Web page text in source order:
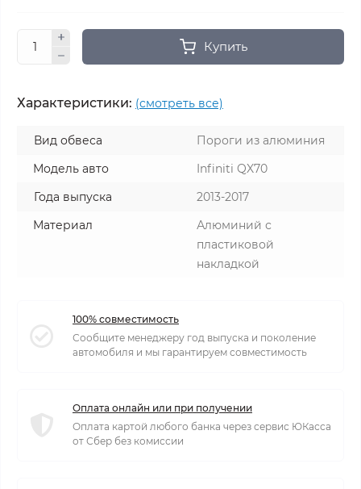
Купить
Характеристики: (смотреть все)
Вид обвеса
Пороги из алюминия
Модель авто
Infiniti QX70
Года выпуска
2013-2017
Материал
Алюминий с
пластиковой
накладкой
100% совместимость
Сообщите менеджеру год выпуска и поколение
автомобиля и мы гарантируем совместимость
Оплата онлайн или при получении
Оплата картой любого банка через сервис ЮКасса
от Сбер без комиссии